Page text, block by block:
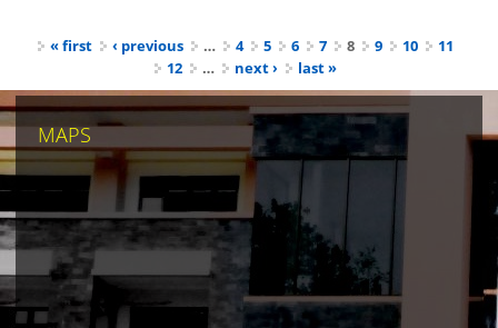
Pages« first ‹ previous … 4 5 6 7 8 9 10
11
12
… next › last »
MAPS